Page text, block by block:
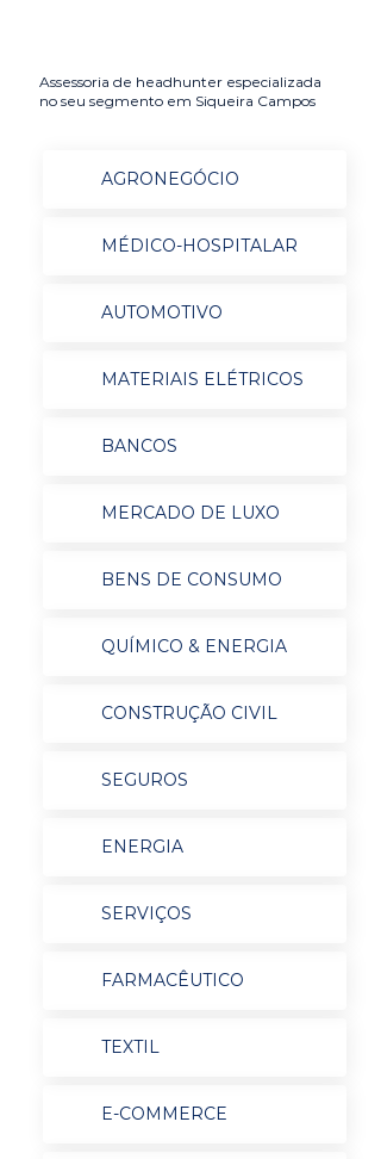
Assessoria de headhunter especializada
no seu segmento em Siqueira Campos
AGRONEGÓCIO
MÉDICO-HOSPITALAR
AUTOMOTIVO
MATERIAIS ELÉTRICOS
BANCOS
MERCADO DE LUXO
BENS DE CONSUMO
QUÍMICO & ENERGIA
CONSTRUÇÃO CIVIL
SEGUROS
ENERGIA
SERVIÇOS
FARMACÊUTICO
TEXTIL
E-COMMERCE